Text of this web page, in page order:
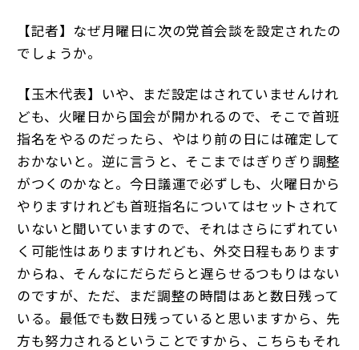
【記者】なぜ月曜日に次の党首会談を設定されたの
でしょうか。
【玉木代表】いや、まだ設定はされていませんけれ
ども、火曜日から国会が開かれるので、そこで首班
指名をやるのだったら、やはり前の日には確定して
おかないと。逆に言うと、そこまではぎりぎり調整
がつくのかなと。今日議運で必ずしも、火曜日から
やりますけれども首班指名についてはセットされて
いないと聞いていますので、それはさらにずれてい
く可能性はありますけれども、外交日程もあります
からね、そんなにだらだらと遅らせるつもりはない
のですが、ただ、まだ調整の時間はあと数日残って
いる。最低でも数日残っていると思いますから、先
方も努力されるということですから、こちらもそれ